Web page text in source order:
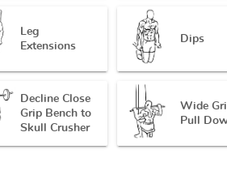
Leg
Extensions
Dips
Decline Close
Grip Bench to
Skull Crusher
Wide
Pull